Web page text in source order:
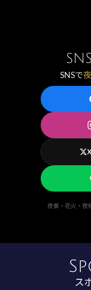
SNSで
夜景・花火・夜
ス